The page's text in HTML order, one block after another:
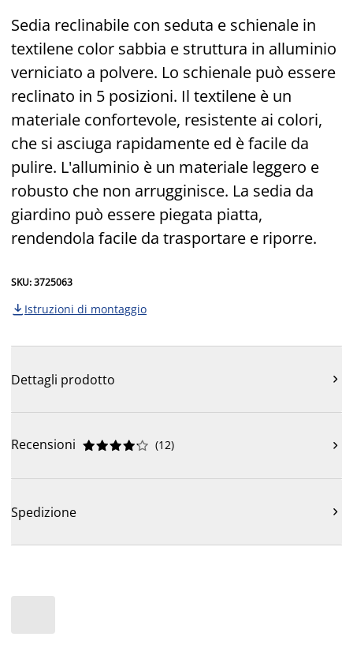
Sedia reclinabile con seduta e schienale in
textilene color sabbia e struttura in alluminio
verniciato a polvere. Lo schienale può essere
reclinato in 5 posizioni. Il textilene è un
materiale confortevole, resistente ai colori,
che si asciuga rapidamente ed è facile da
pulire. L'alluminio è un materiale leggero e
robusto che non arrugginisce. La sedia da
giardino può essere piegata piatta,
rendendola facile da trasportare e riporre.
SKU: 3725063
 Istruzioni di montaggio
Dettagli prodotto 
Recensioni 




 (12) 
Spedizione 